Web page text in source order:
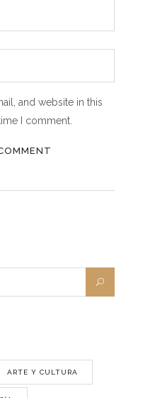
and website in this
I comment.
ARTE Y CULTURA